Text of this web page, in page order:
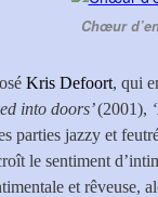
Chœur
Kris Defoort, qui
into doors’(2001),
parties jazzy et
le sentiment
et rêveuse,